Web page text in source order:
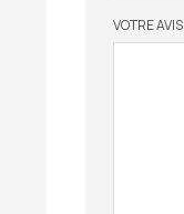
VOTRE AVIS